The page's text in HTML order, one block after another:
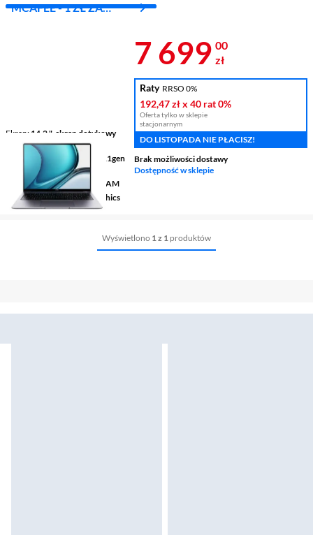
MCAFEE - 1 ZŁ ZA
Ekran 14,2 ", ekran dotykowy
2520 x 1680 pikseli 90 Hz
Intel® Core™ i7 11gen
11370H
Pamięć 16 GB LPDDR4X RAM
Grafika Intel® Iris Xe Graphics
Cena 7 699
7 699 00
zł
Raty RRSO 0%
192,47 złx 40 rat0%
Oferta tylko w sklepie
stacjonarnym
DO LISTOPADA NIE PŁACISZ!
Brak możliwości dostawy
Dostępność w sklepie
Wyświetlono 1 z 1 produktów